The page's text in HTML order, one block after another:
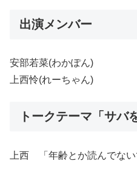
出演メンバー
安部若菜(わかぽん)
上西怜(れーちゃん)
トークテーマ「サバ
上西 「年齢とか読んでない